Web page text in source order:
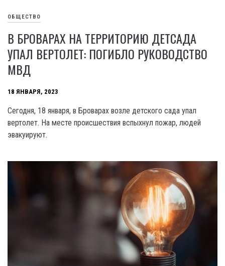
ОБЩЕСТВО
В БРОВАРАХ НА ТЕРРИТОРИЮ ДЕТСАДА
УПАЛ ВЕРТОЛЕТ: ПОГИБЛО РУКОВОДСТВО
МВД
18 ЯНВАРЯ, 2023
Сегодня, 18 января, в Броварах возле детского сада упал
вертолет. На месте происшествия вспыхнул пожар, людей
эвакуируют.